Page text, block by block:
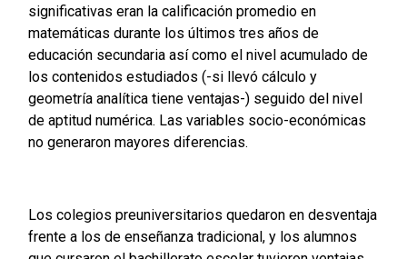
significativas eran la calificación promedio en
matemáticas durante los últimos tres años de
educación secundaria así como el nivel acumulado de
los contenidos estudiados (-si llevó cálculo y
geometría analítica tiene ventajas-) seguido del nivel
de aptitud numérica. Las variables socio-económicas
no generaron mayores diferencias.
Los colegios preuniversitarios quedaron en desventaja
frente a los de enseñanza tradicional, y los alumnos